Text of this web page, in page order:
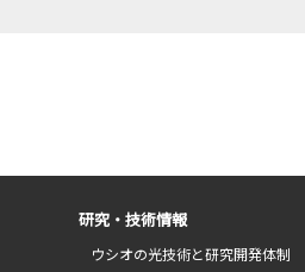
研究・技術情報
ウシオの光技術と研究開発体制